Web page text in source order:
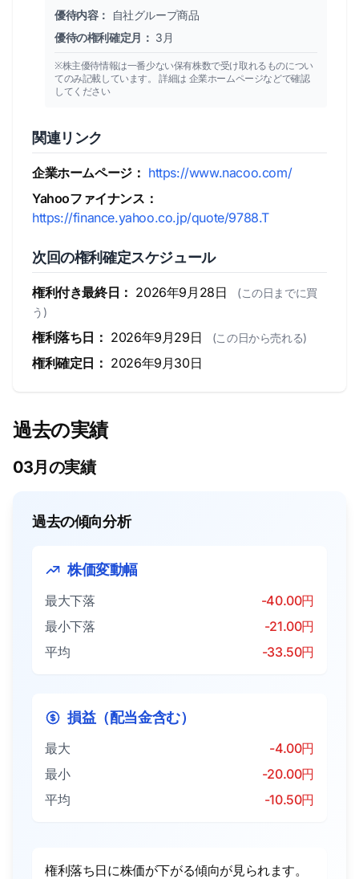
優待内容：
自社グループ商品
優待の権利確定月： 3月
※株主優待情報は一番少ない保有株数で受け取れるものについ
てのみ記載しています。 詳細は 企業ホームページなどで確認
してください
関連リンク
企業ホームページ： https://www.nacoo.com/
Yahooファイナンス：
https://finance.yahoo.co.jp/quote/9788.T
次回の権利確定スケジュール
権利付き最終日： 2026年9月28日
(この日までに買
う)
権利落ち日： 2026年9月29日 (この日から売れる)
権利確定日： 2026年9月30日
過去の実績
03月の実績
過去の傾向分析
株価変動幅
最大下落
-40.00円
最小下落
-21.00円
平均
-33.50円
損益（配当金含む）
最大
-4.00円
最小
-20.00円
平均
-10.50円
権利落ち日に株価が下がる傾向が見られます。